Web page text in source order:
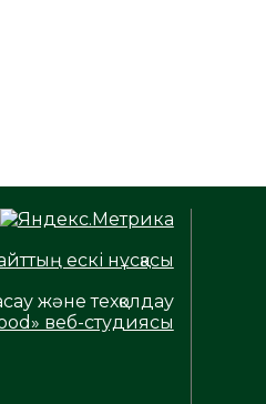
ескі нұсқасы
және техқолдау
веб-студиясы